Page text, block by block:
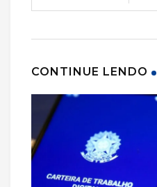
CONTINUE LENDO